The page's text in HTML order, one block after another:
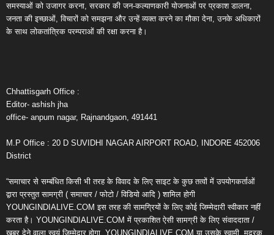
समस्याओं को उजागर करना, सरकार की जन-कल्याणकारी योजनाओं पर प्रकाश डालना,
जनता की इच्छाओं, विचारों को समझना और उन्हें व्यक्त करने का मौका देना, उनके अधिकारों
के साथ लोकतांत्रिक परम्पराओं की रक्षा करना है।
Chhattisgarh Office :
Editor- ashish jha
office- anpum nagar, Rajnandgaon, 491441
M.P Office : 20 D SUVIDHI NAGAR AIRPORT ROAD, INDORE 452006
District
“समाचार से सम्बंधित किसी भी तरह के विवाद के लिए साइट के कुछ तत्वों में उपयोगकर्ताओं
द्वारा प्रस्तुत सामग्री ( समाचार / फोटो / विडियो आदि ) शामिल होगी
YOUNGINDIALIVE.COM इस तरह की सामग्रियों के लिए कोई जिम्मेदारी स्वीकार नहीं
करता है। YOUNGINDIALIVE.COM में प्रकाशित ऐसी सामग्री के लिए संवाददाता /
खबर देने वाला स्वयं जिम्मेदार होगा, YOUNGINDIALIVE.COM या उसके स्वामी, मुद्रक,